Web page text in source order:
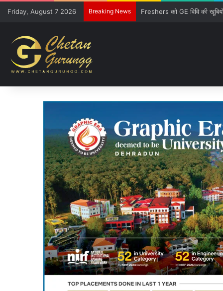
Friday, August 7 2026 Breaking News CM की गुजारिश-रेल मंत्री की